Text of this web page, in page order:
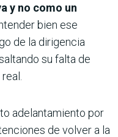
y no como un
bien ese
de la dirigencia
su falta de
adelantamiento por
de volver a la